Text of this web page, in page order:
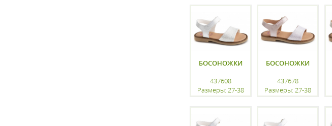
БОСОНОЖКИ
437608
Размеры: 27-38
БОСОНОЖКИ
437678
Размеры: 27-38